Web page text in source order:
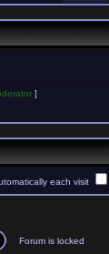
]
each visit
Forum is locked